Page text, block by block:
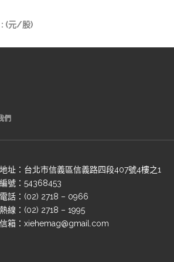
: (元/股)
們
址：台北市信義區信義路四段407號4樓之1
號：54368453
話：(02) 2718 – 0966
線：(02) 2718 – 1995
箱：xiehemag@gmail.com